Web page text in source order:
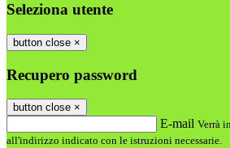
Seleziona utente
button close ×
Recupero password
button close ×
E-mail Verrà
all'indirizzo indicato con le istruzioni necessarie.